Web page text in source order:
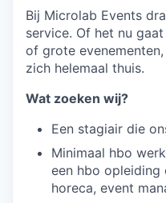
Bij Microlab Events
service. Of het nu
of grote
zich helemaal thuis.
Wat zoeken wij?
Een stagiair die
Minimaal hbo
een hbo
horeca, event